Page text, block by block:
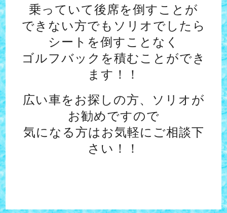
乗っていて後席を倒すことが
できない方でもソリオでしたら
シートを倒すことなく
ゴルフバックを積むことができ
ます！！
広い車をお探しの方、ソリオが
お勧めですので
気になる方はお気軽にご相談下
さい！！